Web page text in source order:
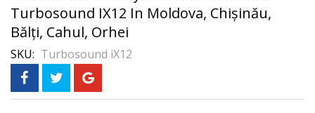
Turbosound IX12 In Moldova, Chișinău,
Bălți, Cahul, Orhei
SKU Turbosound iX12